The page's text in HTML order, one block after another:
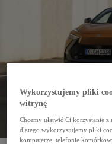
Wykorzystujemy pliki
witrynę
Chcemy ułatwić Ci korzystanie z
dlatego wykorzystujemy pliki
komputerze, telefonie